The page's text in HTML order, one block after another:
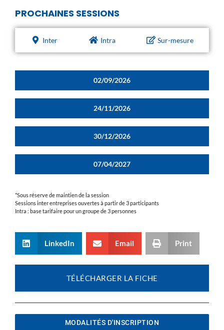
PROCHAINES SESSIONS
Inter Intra Sur-mesure
02/09/2026
24/11/2026
30/12/2026
07/04/2027
*Sous réserve de maintien de la session
Sessions inter entreprises ouvertes à partir de 3 participants
Intra : base tarifaire pour un groupe de 3 personnes
LinkedIn Email Print
TÉLÉCHARGER LA FICHE
MODALITÉS D'INSCRIPTION